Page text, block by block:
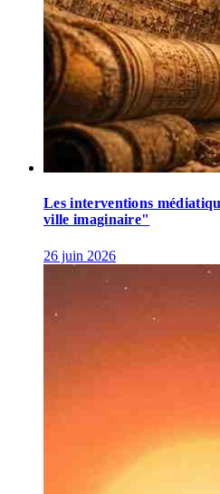
Les interventions
ville imaginaire"
26 juin 2026